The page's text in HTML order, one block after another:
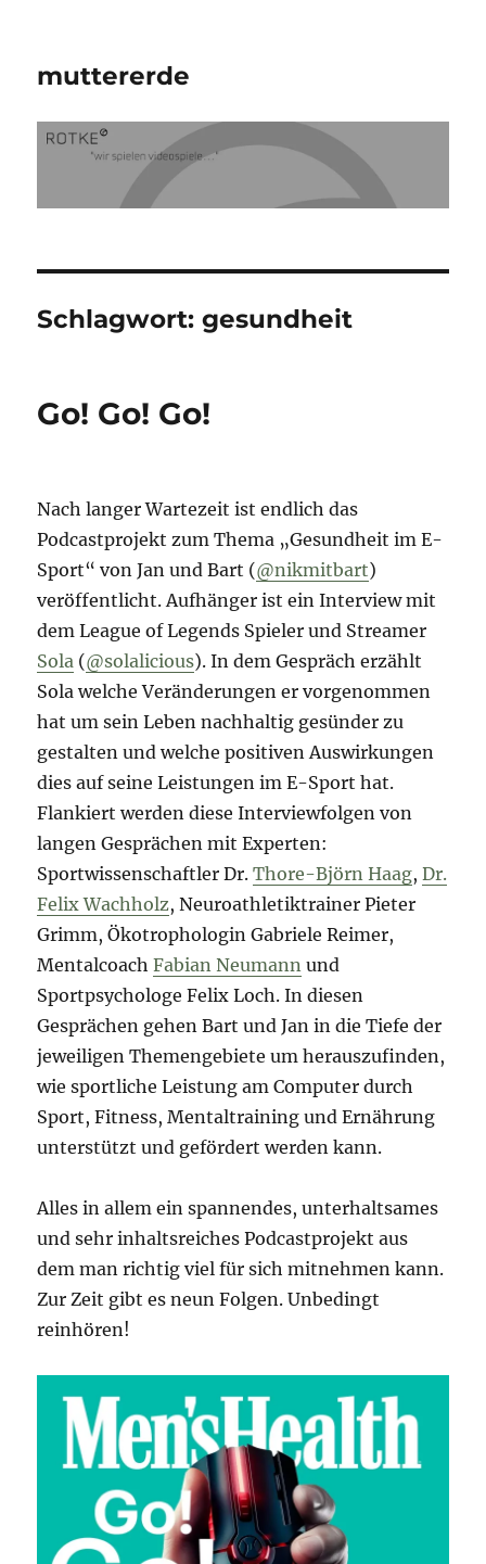
muttererde
Schlagwort:gesundheit
Go! Go! Go!
Nach langer Wartezeit ist endlich das
Podcastprojekt zum Thema „Gesundheit im E-
Sport“ von Jan und Bart (@nikmitbart)
veröffentlicht. Aufhänger ist ein Interview mit
dem League of Legends Spieler und Streamer
Sola (@solalicious). In dem Gespräch erzählt
Sola welche Veränderungen er vorgenommen
hat um sein Leben nachhaltig gesünder zu
gestalten und welche positiven Auswirkungen
dies auf seine Leistungen im E-Sport hat.
Flankiert werden diese Interviewfolgen von
langen Gesprächen mit Experten:
Sportwissenschaftler Dr.Thore-Björn Haag,Dr.
Felix Wachholz, Neuroathletiktrainer Pieter
Grimm, Ökotrophologin Gabriele Reimer,
MentalcoachFabian Neumann und
Sportpsychologe Felix Loch. In diesen
Gesprächen gehen Bart und Jan in die Tiefe der
jeweiligen Themengebiete um herauszufinden,
wie sportliche Leistung am Computer durch
Sport, Fitness, Mentaltraining und Ernährung
unterstützt und gefördert werden kann.
Alles in allem ein spannendes, unterhaltsames
und sehr inhaltsreiches Podcastprojekt aus
dem man richtig viel für sich mitnehmen kann.
Zur Zeit gibt es neun Folgen. Unbedingt
reinhören!